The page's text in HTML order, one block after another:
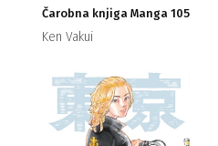
Čarobna knjiga Manga 105
Ken Vakui